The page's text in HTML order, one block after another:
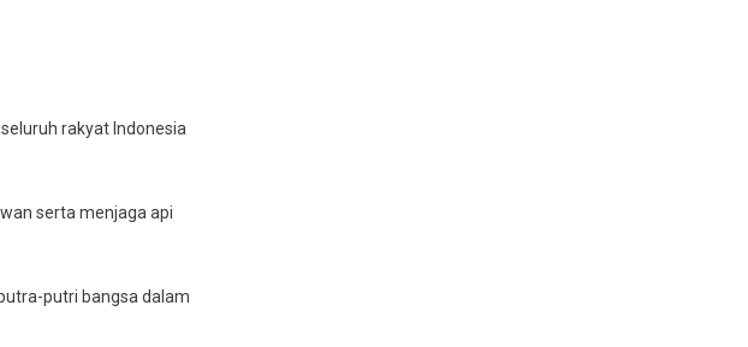
rakyat Indonesia
serta menjaga api
putri bangsa dalam